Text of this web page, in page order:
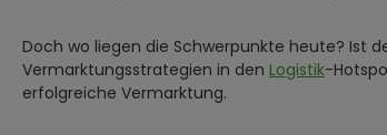
Doch wo liegen die Schwerpunkte heute? Ist
Vermarktungsstrategien in den Logistik-
erfolgreiche Vermarktung.